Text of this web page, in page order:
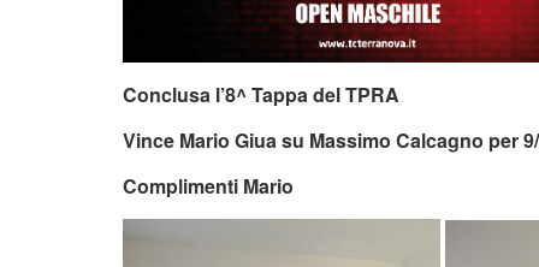
Conclusa l’8^ Tappa del TPRA
Vince Mario Giua su Massimo Calcagno per
Complimenti Mario